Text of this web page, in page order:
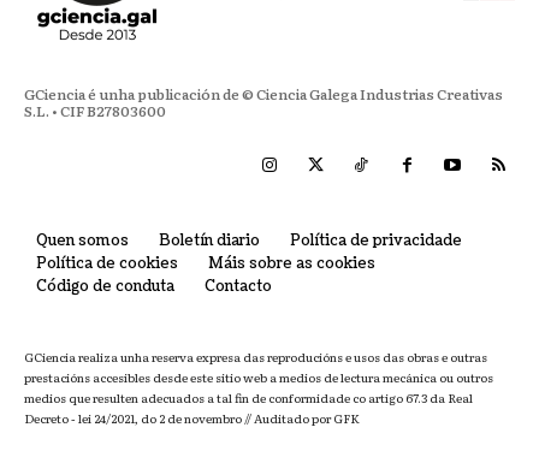
GCiencia é unha publicación de © Ciencia Galega Industrias Creativas
S.L. • CIF B27803600
Quen somos Boletín diario
Política de privacidade
Política de cookies
Máis sobre as cookies
Código de conduta
Contacto
GCiencia realiza unha reserva expresa das reproducións e usos das obras e outras
prestacións accesibles desde este sitio web a medios de lectura mecánica ou outros
medios que resulten adecuados a tal fin de conformidade co artigo 67.3 da Real
Decreto - lei 24/2021, do 2 de novembro // Auditado por GFK